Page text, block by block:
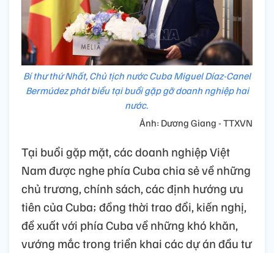
Bí thư thứ Nhất, Chủ tịch nước Cuba Miguel Díaz-Canel
Bermúdez phát biểu tại buổi gặp gỡ doanh nghiệp hai
nước.
Ảnh: Dương Giang - TTXVN
Tại buổi gặp mặt, các doanh nghiệp Việt
Nam được nghe phía Cuba chia sẻ về những
chủ trương, chính sách, các định hướng ưu
tiên của Cuba; đồng thời trao đổi, kiến nghị,
đề xuất với phía Cuba về những khó khăn,
vướng mắc trong triển khai các dự án đầu tư